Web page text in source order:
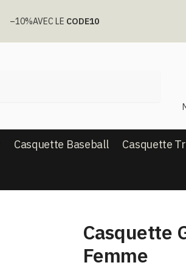
–10%AVEC LE CODE10
Casquette Baseball Casquette
Casquette
Femme